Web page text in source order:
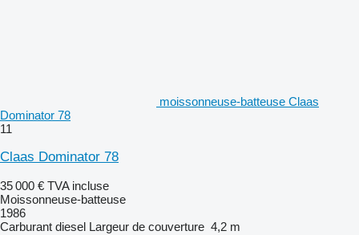
moissonneuse-batteuse Claas
Dominator 78
11
Claas Dominator 78
35 000 € TVA incluse
Moissonneuse-batteuse
1986
Carburant diesel Largeur de couverture 4,2 m